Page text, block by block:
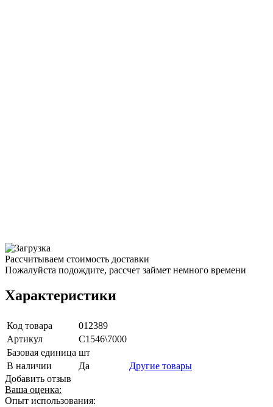
Рассчитываем стоимость доставки
Пожалуйста подождите, рассчет займет немного времени
Характеристики
Код товара
012389
Артикул
С1546\7000
Базовая единица шт
В наличии
Да
Другие товары
Добавить отзыв
Ваша оценка:
Опыт использования: